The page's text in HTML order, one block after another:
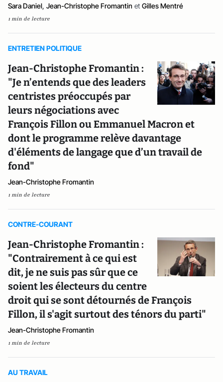
Sara Daniel, Jean-Christophe Fromantin et Gilles Mentré
1 min de lecture
ENTRETIEN POLITIQUE
Jean-Christophe Fromantin :
"Je n’entends que des leaders
centristes préoccupés par
leurs négociations avec
François Fillon ou Emmanuel Macron et
dont le programme relève davantage
d'éléments de langage que d’un travail de
fond"
Jean-Christophe Fromantin
1 min de lecture
CONTRE-COURANT
Jean-Christophe Fromantin :
"Contrairement à ce qui est
dit, je ne suis pas sûr que ce
soient les électeurs du centre
droit qui se sont détournés de François
Fillon, il s'agit surtout des ténors du parti"
Jean-Christophe Fromantin
1 min de lecture
AU TRAVAIL